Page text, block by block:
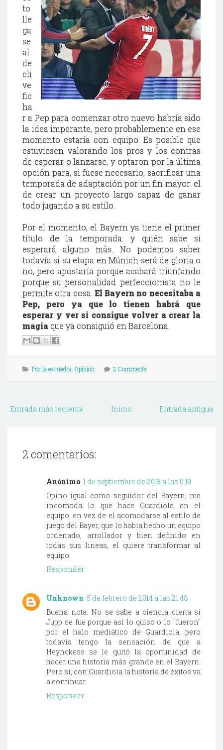
to
lle
ga
se
al
de
cli
ve
fic
ha
r a Pep para comenzar otro nuevo habría sido
la idea imperante, pero probablemente en ese
momento estaría con equipo. Es posible que
estuviesen valorando los pros y los contras
de esperar o lanzarse, y optaron por la última
opción para, si fuese necesario, sacrificar una
temporada de adaptación por un fin mayor: el
de crear un proyecto largo capaz de ganar
todo jugando a su estilo.
Por el momento, el Bayern ya tiene el primer
título de la temporada. y quién sabe si
esperará alguno más. No podemos saber
todavía si su etapa en Múnich será de gloria o
no, pero apostaría porque acabará triunfando
porque su personalidad perfeccionista no le
permite otra cosa. El Bayern no necesitaba a
Pep, pero ya que lo tienen habrá que
esperar y ver si consigue volver a crear la
magia que ya consiguió en Barcelona.
Por la escuadra. Opinión 2 Comments
Entrada más reciente Entrada antigua
Inicio
2 comentarios:
Anónimo 1 de septiembre de 2013 a las 0:19
Opino igual como seguidor del Bayern, me
incomoda lo que hace Guardiola en el
equipo, en vez de el acomodarse al estilo de
juego del Bayer, que lo habia hecho un equipo
ordenado, arrollador y bien definido en
todas sus lineas, el quiere transformar al
equipo.
Responder
Unknown 5 de febrero de 2014 a las 21:48
Buena nota. No se sabe a ciencia cierta si
Jupp se fue porque así lo quiso o lo "fueron"
por el halo mediático de Guardiola, pero
todavía tengo la sensación de que a
Heynckess se le quitó la oportunidad de
hacer una historia más grande en el Bayern.
Pero sí, con Guardiola la historia de éxitos va
a continuar.
Responder